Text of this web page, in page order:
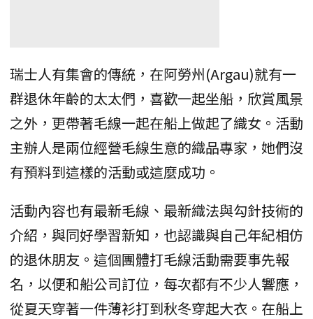
瑞士人有集會的傳統，在阿勞州(Argau)就有一
群退休年齡的太太們，喜歡一起坐船，欣賞風景
之外，更帶著毛線一起在船上做起了織女。活動
主辦人是兩位經營毛線生意的織品專家，她們沒
有預料到這樣的活動或這麼成功。
活動內容也有最新毛線、最新織法與勾針技術的
介紹，與同好學習新知，也認識與自己年紀相仿
的退休朋友。這個團體打毛線活動需要事先報
名，以便和船公司訂位，每次都有不少人響應，
從夏天穿著一件薄衫打到秋冬穿起大衣。在船上